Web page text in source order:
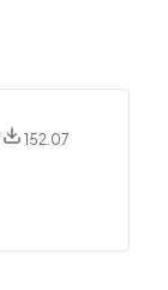
152.07